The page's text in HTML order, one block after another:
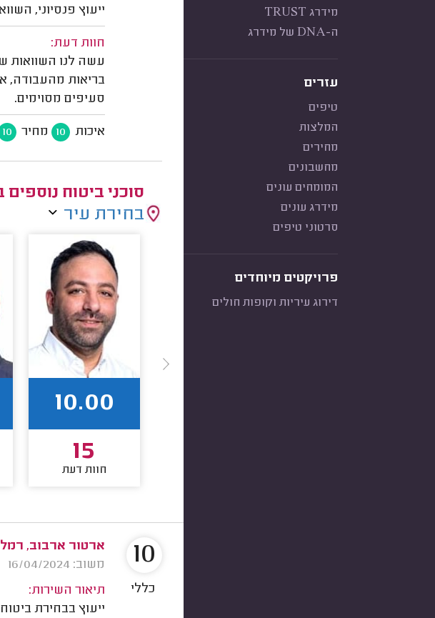
מידרג TRUST
ה-DNA של מידרג
עזרים
טיפים
המלצות
מחירים
מחשבונים
המומחים עונים
מידרג עונים
סרטוני טיפים
פרויקטים מיוחדים
דירוג עיריות וקופות חולים
ייעוץ פנסיוני,
חוות דעת:
עשה לנו השוואות
בריאות מהעבודה,
סעיפים מסוימים.
איכות 10 מחיר 10
סוכני ביטוח
בחירת עיר
10.00
15
חוות דעת
ארטור ארבוב,
משוב: 16/04/2024
תיאור השירות:
ייעוץ בבחירת
10
כללי